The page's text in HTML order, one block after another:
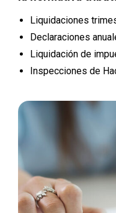
Liquidaciones
Declaraciones
Liquidación de
Inspecciones de